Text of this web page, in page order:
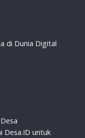
di Dunia Digital
Desa.ID untuk